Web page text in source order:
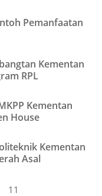
Pemanfaatan
Kementan
RPL
Kementan
House
Kementan
Asal
11